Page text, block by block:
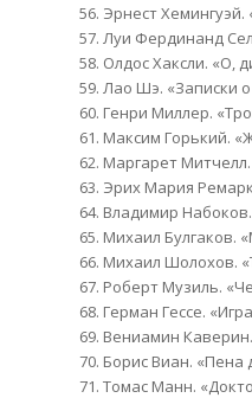
56. Эрнест
57. Луи Фердинанд
58. Олдос Хаксли. «О,
59. Лао Шэ. «Записки
60. Генри Миллер.
61. Максим Горький.
62. Маргарет
63. Эрих Мария
64. Владимир Набоков.
65. Михаил Булгаков.
66. Михаил Шолохов.
67. Роберт Музиль.
68. Герман Гессе.
69. Вениамин
70. Борис Виан. «Пена
71. Томас Манн.